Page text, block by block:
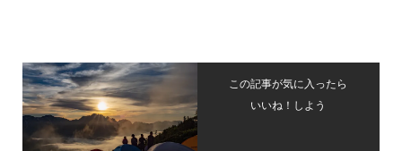
この記事が気に入ったら
いいね！しよう